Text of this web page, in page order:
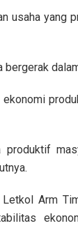
usaha yang
bergerak
produktif
Letkol Arm